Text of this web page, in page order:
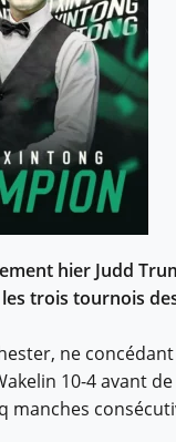
hier Judd
trois tournois
ne
10-4 avant